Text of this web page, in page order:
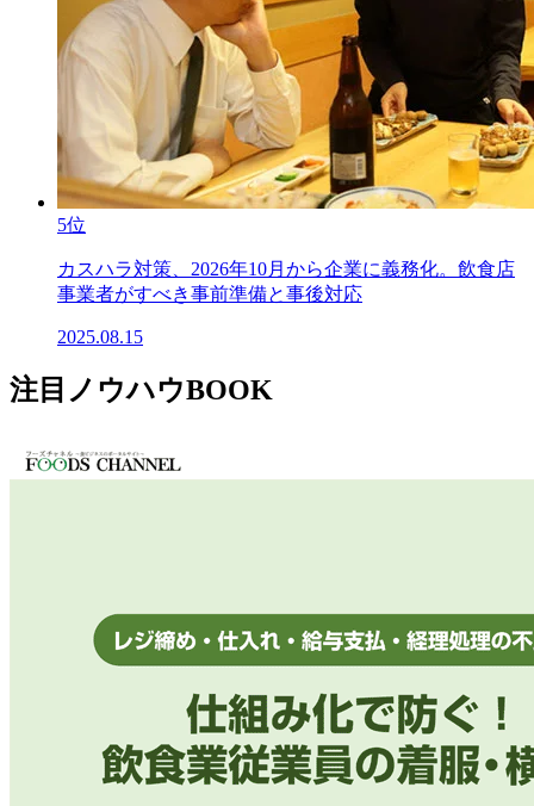
5位
カスハラ対策、2026年10月から企業に義務化。飲食店
事業者がすべき事前準備と事後対応
2025.08.15
注目ノウハウBOOK